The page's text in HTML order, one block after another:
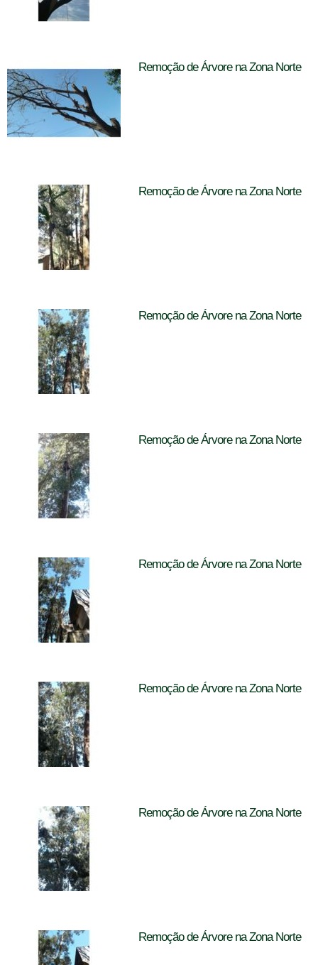
Remoção de Árvore na Zona Norte
Remoção de Árvore na Zona Norte
Remoção de Árvore na Zona Norte
Remoção de Árvore na Zona Norte
Remoção de Árvore na Zona Norte
Remoção de Árvore na Zona Norte
Remoção de Árvore na Zona Norte
Remoção de Árvore na Zona Norte